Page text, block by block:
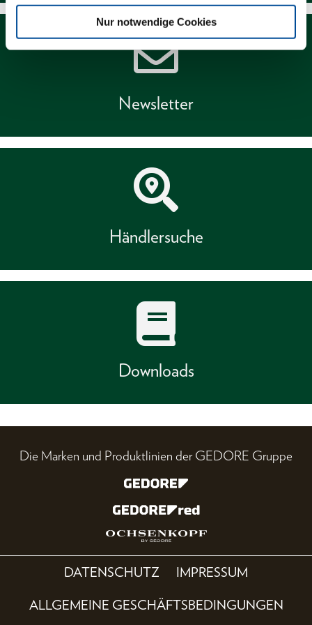
Nur notwendige Cookies
Newsletter
Händlersuche
Downloads
Die Marken und Produktlinien der GEDORE Gruppe
DATENSCHUTZ IMPRESSUM
ALLGEMEINE GESCHÄFTSBEDINGUNGEN